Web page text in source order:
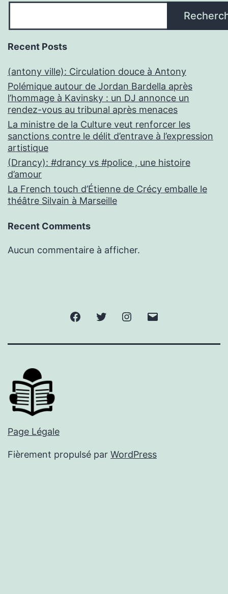
Recent Posts
(antony ville): Circulation douce à Antony
Polémique autour de Jordan Bardella après
l’hommage à Kavinsky : un DJ annonce un
rendez-vous au tribunal après menaces
La ministre de la Culture veut renforcer les
sanctions contre le délit d’entrave à l’expression
artistique
(Drancy): #drancy vs #police , une histoire
d’amour
La French touch d’Étienne de Crécy emballe le
théâtre Silvain à Marseille
Recent Comments
Aucun commentaire à afficher.
FacebookTwitter Instagram
Page Légale
Fièrement propulsé par WordPress